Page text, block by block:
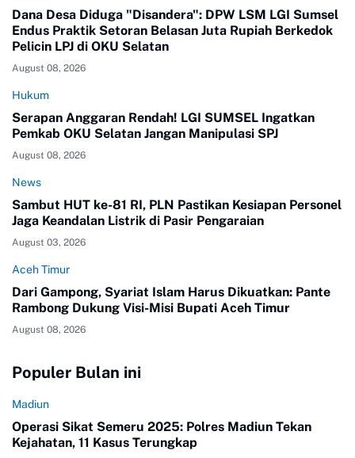
Dana Desa Diduga "Disandera": DPW LSM LGI Sumsel
Endus Praktik Setoran Belasan Juta Rupiah Berkedok
Pelicin LPJ di OKU Selatan
August 08, 2026
Hukum
Serapan Anggaran Rendah! LGI SUMSEL Ingatkan
Pemkab OKU Selatan Jangan Manipulasi SPJ
August 08, 2026
News
Sambut HUT ke-81 RI, PLN Pastikan Kesiapan Personel
Jaga Keandalan Listrik di Pasir Pengaraian
August 03, 2026
Aceh Timur
Dari Gampong, Syariat Islam Harus Dikuatkan: Pante
Rambong Dukung Visi-Misi Bupati Aceh Timur
August 08, 2026
Populer Bulan ini
Madiun
Operasi Sikat Semeru 2025: Polres Madiun Tekan
Kejahatan, 11 Kasus Terungkap